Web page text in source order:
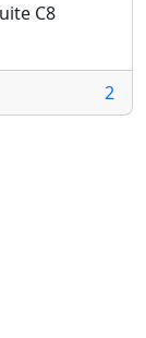
C8
2